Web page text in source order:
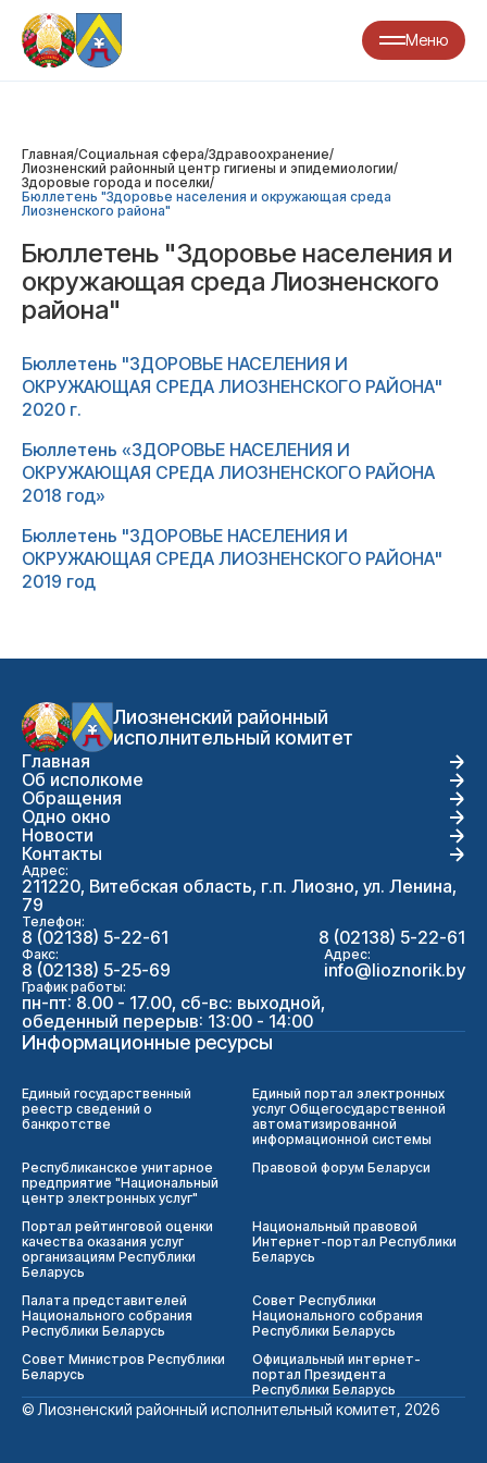
Меню
Главная/Социальная сфера/Здравоохранение/
Лиозненский районный центр гигиены и эпидемиологии/
Здоровые города и поселки/
Бюллетень "Здоровье населения и окружающая среда
Лиозненского района"
Бюллетень "Здоровье населения и
окружающая среда Лиозненского
района"
Бюллетень "ЗДОРОВЬЕ НАСЕЛЕНИЯ И
ОКРУЖАЮЩАЯ СРЕДА ЛИОЗНЕНСКОГО РАЙОНА"
2020 г.
Бюллетень «ЗДОРОВЬЕ НАСЕЛЕНИЯ И
ОКРУЖАЮЩАЯ СРЕДА ЛИОЗНЕНСКОГО РАЙОНА
2018 год»
Бюллетень "ЗДОРОВЬЕ НАСЕЛЕНИЯ И
ОКРУЖАЮЩАЯ СРЕДА ЛИОЗНЕНСКОГО РАЙОНА"
2019 год
Лиозненский районный
исполнительный комитет
Главная
Об исполкоме
Обращения
Одно окно
Новости
Контакты
Адрес:
211220, Витебская область, г.п. Лиозно, ул. Ленина,
79
Телефон:
8 (02138) 5-22-61 8 (02138) 5-22-61
Факс:
8 (02138) 5-25-69
Адрес:
info@lioznorik.by
График работы:
пн-пт: 8.00 - 17.00, сб-вс: выходной,
обеденный перерыв: 13:00 - 14:00
Информационные ресурсы
Единый государственный
реестр сведений о
банкротстве
Единый портал электронных
услуг Общегосударственной
автоматизированной
информационной системы
Республиканское унитарное
предприятие "Национальный
центр электронных услуг"
Правовой форум Беларуси
Портал рейтинговой оценки
качества оказания услуг
организациям Республики
Беларусь
Национальный правовой
Интернет-портал Республики
Беларусь
Палата представителей
Национального собрания
Республики Беларусь
Совет Республики
Национального собрания
Республики Беларусь
Совет Министров Республики
Беларусь
Официальный интернет-
портал Президента
Республики Беларусь
© Лиозненский районный исполнительный комитет, 2026